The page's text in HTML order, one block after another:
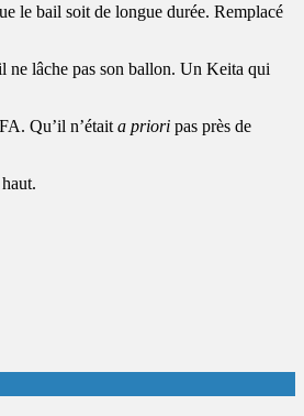
le bail soit de longue durée. Remplacé
ne lâche pas son ballon. Un Keita qui
Qu’il n’était a priori pas près de